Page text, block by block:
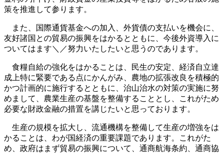
策を推進して参ります。
また、国際通貨基金への加入、外貨債の支払いを機会に、
友好諸国との貿易の振興をはかるとともに、今後外資導入に
ついてはます＼／努力いたしたいと思うのであります。
食糧自給の強化をはかることは、民生の安定、経済自立達
成上特に緊要である点にかんがみ、農地の拡張改良を積極的
かつ計画的に施行するとともに、治山治水の対策の実施に努
めまして、農業生産の基盤を整備することとし、これがため
必要な財政金融の措置を講じたいと思っております。
生産の規模を拡大し、流通機構を整備して生産の増強をは
かることは、わが国経済の重要課題であります。これがた
め、政府はまず貿易の振興について、通商航海条約、通商協